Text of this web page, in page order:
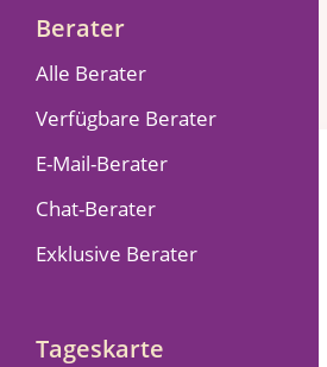
Berater
Alle Berater
Verfügbare Berater
E-Mail-Berater
Chat-Berater
Exklusive Berater
Tageskarte